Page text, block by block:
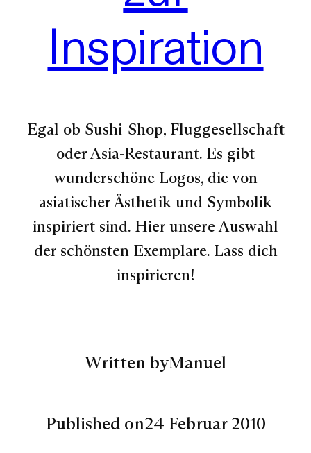
Inspiration
Egal ob Sushi-Shop, Fluggesellschaft
oder Asia-Restaurant. Es gibt
wunderschöne Logos, die von
asiatischer Ästhetik und Symbolik
inspiriert sind. Hier unsere Auswahl
der schönsten Exemplare. Lass dich
inspirieren!
Written byManuel
Published on24 Februar 2010